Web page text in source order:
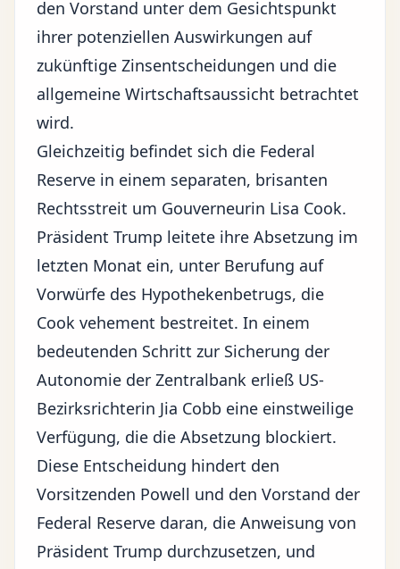
den Vorstand unter dem Gesichtspunkt
ihrer potenziellen Auswirkungen auf
zukünftige Zinsentscheidungen und die
allgemeine Wirtschaftsaussicht betrachtet
wird.
Gleichzeitig befindet sich die Federal
Reserve in einem separaten, brisanten
Rechtsstreit um Gouverneurin Lisa Cook.
Präsident Trump leitete ihre Absetzung im
letzten Monat ein, unter Berufung auf
Vorwürfe des Hypothekenbetrugs, die
Cook vehement bestreitet. In einem
bedeutenden Schritt zur Sicherung der
Autonomie der Zentralbank erließ US-
Bezirksrichterin Jia Cobb eine einstweilige
Verfügung, die die Absetzung blockiert.
Diese Entscheidung hindert den
Vorsitzenden Powell und den Vorstand der
Federal Reserve daran, die Anweisung von
Präsident Trump durchzusetzen, und